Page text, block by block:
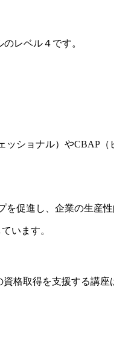
レベル４です。
ショナル）やCBAP
促進し、企業の生産性
います。
格取得を支援する講